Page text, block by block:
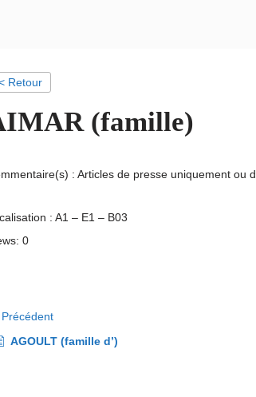
Retour
(famille)
: Articles de presse uniquement ou
: A1 – E1 – B03
0
Précédent
AGOULT (famille d’)